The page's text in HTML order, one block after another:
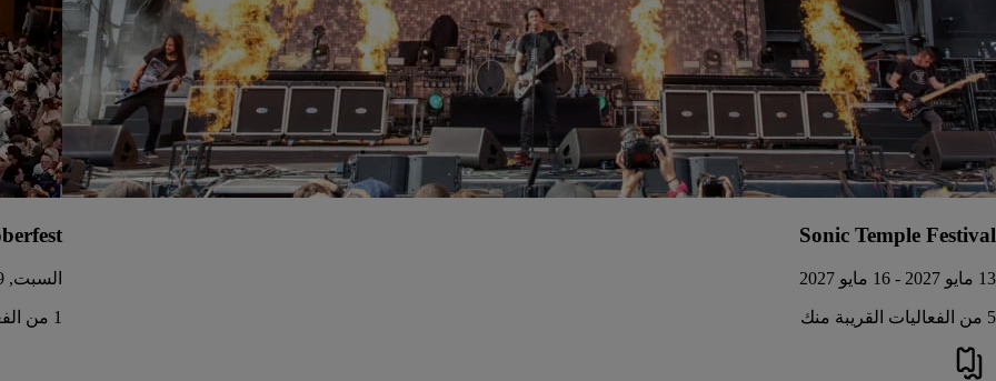
Sonic Temple Festival
13 مايو 2027 - 16 مايو 2027
5 من الفعاليات القريبة منك
السبت, 19‏/09
1 من الفعاليات القريبة منك